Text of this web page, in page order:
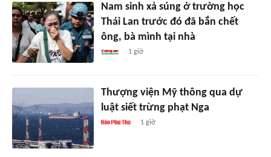
Nam sinh xả súng ở trường học
Thái Lan trước đó đã bắn chết
ông, bà mình tại nhà
1 giờ
Thượng viện Mỹ thông qua dự
luật siết trừng phạt Nga
1 giờ